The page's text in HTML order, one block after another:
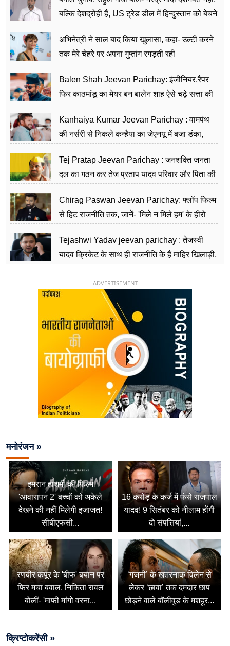
बल्कि देशद्रोही हैं, US ट्रेड डील में हिन्दुस्तान को बेचने
अभिनेत्री ने साल बाद किया खुलासा, कहा- उल्टी करने
तक मेरे चेहरे पर अपना गुप्तांग रगड़ती रही
Balen Shah Jeevan Parichay: इंजीनियर,रैपर
फिर काठमांडू का मेयर बन बालेन शाह ऐसे चढ़े सत्ता की
Kanhaiya Kumar Jeevan Parichay : वामपंथ
की नर्सरी से निकले कन्हैया का जेएनयू में बजा डंका,
Tej Pratap Jeevan Parichay : जनशक्ति जनता
दल का गठन कर तेज प्रताप यादव परिवार और पिता की
Chirag Paswan Jeevan Parichay: फ्लॉप फिल्म
से हिट राजनीति तक, जानें- 'मिले न मिले हम' के हीरो
Tejashwi Yadav jeevan parichay : तेजस्वी
यादव क्रिकेट के साथ ही राजनीति के हैं माहिर खिलाड़ी,
ADVERTISEMENT
मनोरंजन »
इमरान हाशमी की फिल्म
'आवारापन 2' बच्चों को अकेले
देखने की नहीं मिलेगी इजाजत!
सीबीएफसी...
16 करोड़ के कर्ज में फंसे राजपाल
यादव! 9 सितंबर को नीलाम होंगी
दो संपत्तियां,...
रणबीर कपूर के 'बीफ' बयान पर
फिर मचा बवाल, निकिता रावल
बोलीं- 'माफी मांगो वरना...
‘गजनी’ के खतरनाक विलेन से
लेकर ‘छावा’ तक दमदार छाप
छोड़ने वाले बॉलीवुड के मशहूर...
क्रिप्टोकरेंसी »